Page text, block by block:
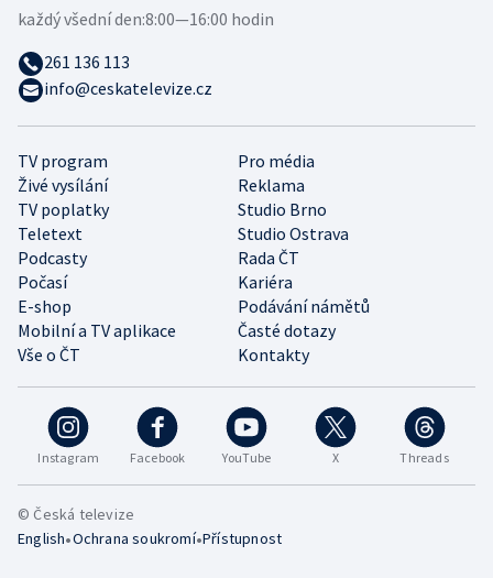
Instagram Facebook YouTube X Threads
TV program
Pro média
Živé vysílání
Reklama
TV poplatky
Studio Brno
Teletext
Studio Ostrava
Podcasty
Rada ČT
Počasí
Kariéra
E-shop
Podávání námětů
Mobilní a TV aplikace
Časté dotazy
Vše o ČT
Kontakty
každý všední den:8:00—16:00 hodin
261 136 113
info@ceskatelevize.cz
© Česká televize
English•Ochrana soukromí•Přístupnost